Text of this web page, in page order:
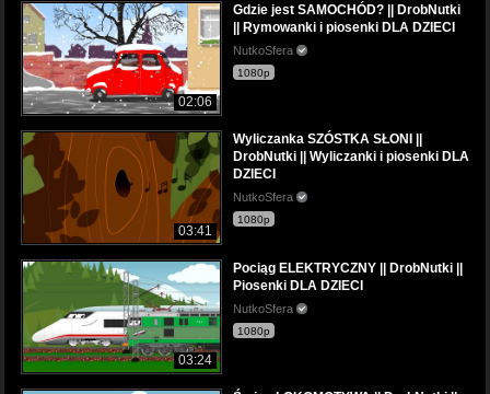
02:06
Gdzie jest SAMOCHÓD? || DrobNutki
|| Rymowanki i piosenki DLA DZIECI
NutkoSfera
1080p
03:41
Wyliczanka SZÓSTKA SŁONI ||
DrobNutki || Wyliczanki i piosenki DLA
DZIECI
NutkoSfera
1080p
03:24
Pociąg ELEKTRYCZNY || DrobNutki ||
Piosenki DLA DZIECI
NutkoSfera
1080p